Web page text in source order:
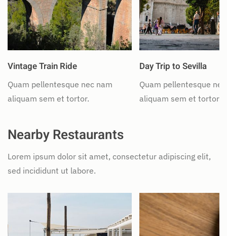
Vintage Train Ride
Quam pellentesque nec nam
aliquam sem et tortor.
Day Trip to Sevilla
Quam pellentesque
aliquam sem et tortor.
Nearby Restaurants
Lorem ipsum dolor sit amet, consectetur adipiscing elit,
sed incididunt ut labore.